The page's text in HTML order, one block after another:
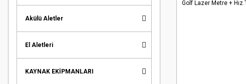
Akülü Aletler
El Aletleri
KAYNAK EKİPMANLARI